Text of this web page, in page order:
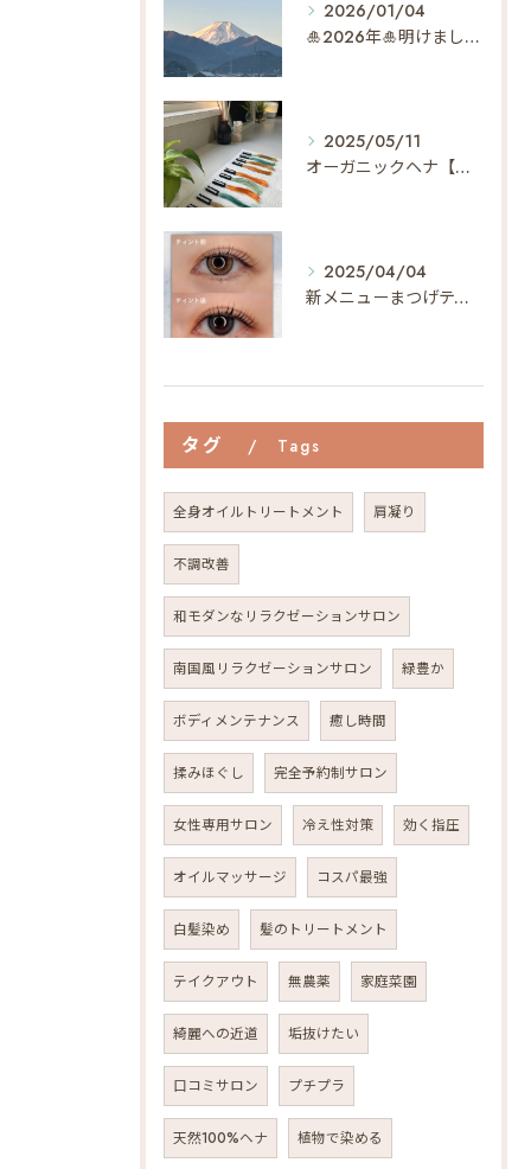
2026/01/04
🎍2026年🎍明けましておめでとうございます✨
2025/05/11
オーガニックヘナ【天然100%ヘナ】でヘアメンテナンス🌿【植物の力で最短40分で染まる】
2025/04/04
新メニューまつげティントって…⁇👀
タグ Tags
全身オイルトリートメント 肩凝り
不調改善
和モダンなリラクゼーションサロン
南国風リラクゼーションサロン 緑豊か
ボディメンテナンス 癒し時間
揉みほぐし 完全予約制サロン
女性専用サロン 冷え性対策 効く指圧
オイルマッサージ コスパ最強
白髪染め 髪のトリートメント
テイクアウト 無農薬 家庭菜園
綺麗への近道 垢抜けたい
口コミサロン プチプラ
天然100%ヘナ 植物で染める